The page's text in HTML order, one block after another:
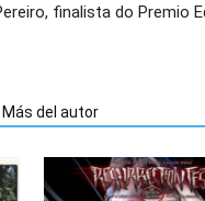
finalista do Premio
Más del autor